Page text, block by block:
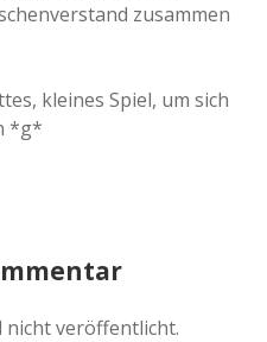
zusammen
kleines Spiel, um sich
*g*
nicht veröffentlicht.